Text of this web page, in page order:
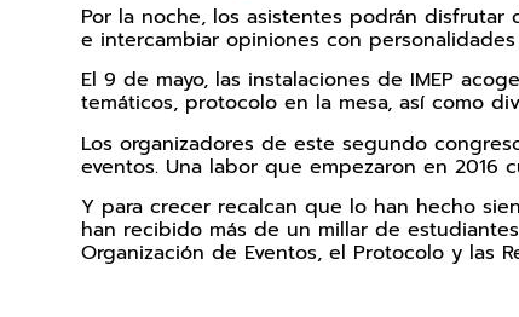
Por la noche, los asistentes podrán
e intercambiar opiniones con
El 9 de mayo, las instalaciones de IMEP
temáticos, protocolo en la mesa, así como
Los organizadores de este segundo
eventos. Una labor que empezaron en 2016
Y para crecer recalcan que lo han hecho
han recibido más de un millar de
Organización de Eventos, el Protocolo y las